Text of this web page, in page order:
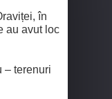
în
au avut loc
– terenuri